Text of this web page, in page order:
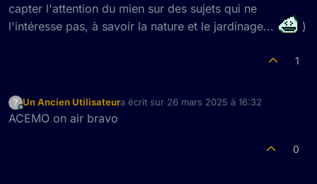
capter l'attention du mien sur des sujets qui ne
l'intéresse pas, à savoir la nature et le jardinage...
)
1
?
Hors-ligne
Un Ancien Utilisateura écrit sur 26 mars 2025 à 16:32
dernière édition par
ACEMO on air bravo
0